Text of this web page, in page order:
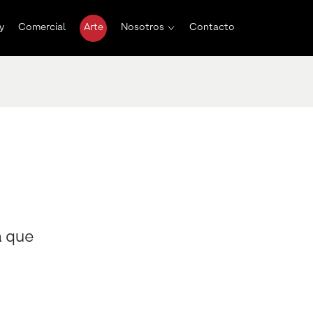
Comercial Arte Nosotros Contacto
que